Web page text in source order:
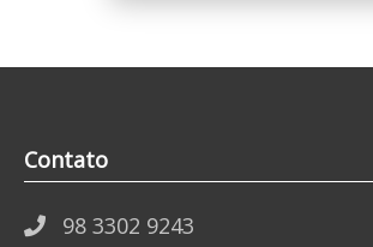
Contato
98 3302 9243